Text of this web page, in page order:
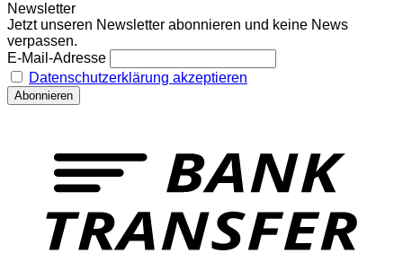
Newsletter
Jetzt unseren Newsletter abonnieren und keine News
verpassen.
E-Mail-Adresse
Datenschutzerklärung akzeptieren